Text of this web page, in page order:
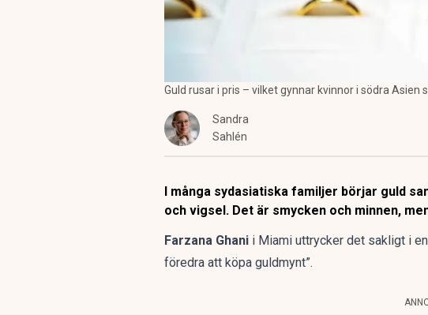
Guld rusar i pris – vilket gynnar kvinnor i södra
Sandra
Sahlén
I många sydasiatiska familjer börjar guld
och vigsel. Det är smycken och minnen,
Farzana Ghani i Miami uttrycker det sakligt i
föredra att köpa guldmynt”.